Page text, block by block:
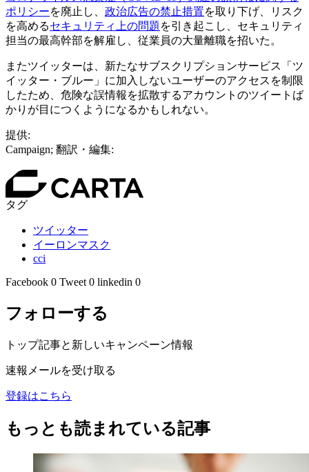
ポリシーを廃止し、 政治広告の禁止措置を取り下げ、リスク
を高めるセキュリティ上の問題を引き起こし、セキュリティ
担当の最高幹部を解雇し、従業員の大量離職を招いた。
またツイッターは、新たなサブスクリプションサービス「ツ
イッター・ブルー」に加入しないユーザーのアクセスを制限
したため、危険な誤情報を拡散するアカウントのツイートば
かりが目につくようになるかもしれない。
提供:
Campaign; 翻訳・編集:
タグ
ツイッター
イーロンマスク
cci
Facebook 0 Tweet 0 linkedin 0
フォローする
トップ記事と新しいキャンペーン情報
速報メールを受け取る
登録はこちら
もっとも読まれている記事